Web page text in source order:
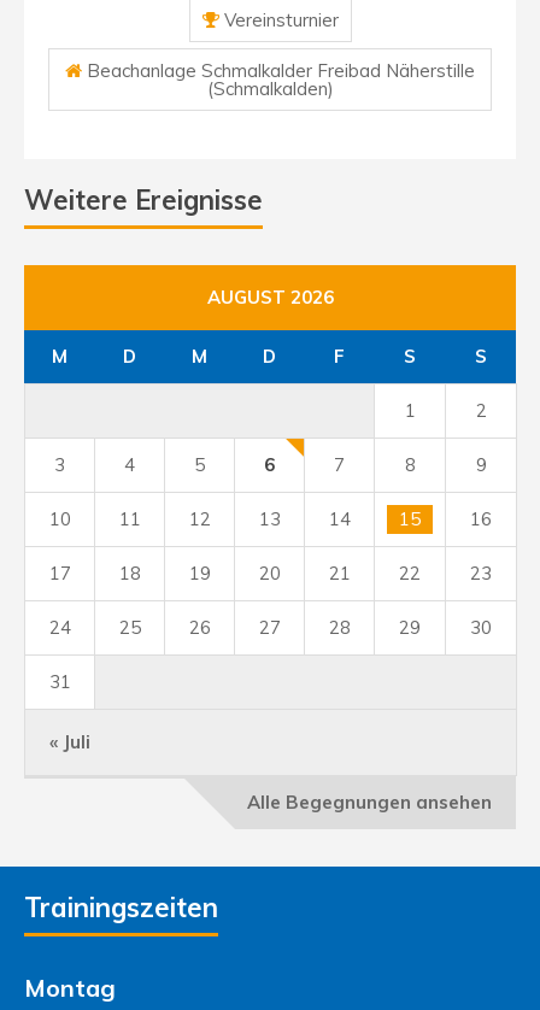
Vereinsturnier
Beachanlage Schmalkalder Freibad Näherstille
(Schmalkalden)
Weitere Ereignisse
AUGUST 2026
M D M D F S S
« Juli
1 2
3 4 5 6 7 8 9
10 11 12 13 14 15 16
17 18 19 20 21 22 23
24 25 26 27 28 29 30
31
Alle Begegnungen ansehen
Trainingszeiten
Montag